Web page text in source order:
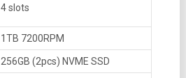
4 slots
1TB 7200RPM
256GB (2pcs) NVME SSD